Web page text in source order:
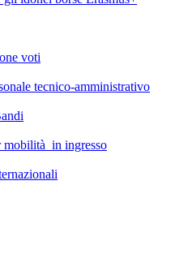
voti
tecnico-amministrativo
mobilità in ingresso